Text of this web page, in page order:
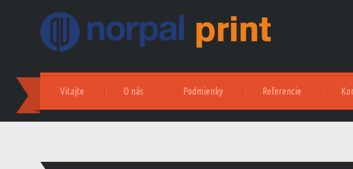
Vitajte O nás Podmienky Referencie